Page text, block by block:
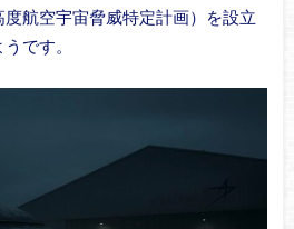
航空宇宙脅威特定計画）を設立
です。